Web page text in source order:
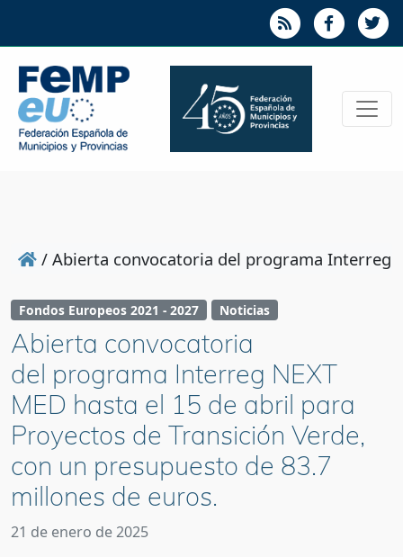
/ Abierta convocatoria del programa Interreg
Fondos Europeos 2021 - 2027 Noticias
Abierta convocatoria
del programa Interreg NEXT
MED hasta el 15 de abril para
Proyectos de Transición Verde,
con un presupuesto de 83.7
millones de euros.
21 de enero de 2025